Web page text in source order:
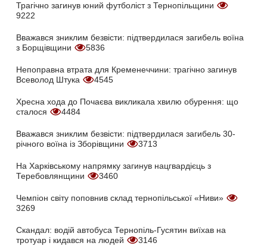
Трагічно загинув юний футболіст з Тернопільщини
9222
Вважався зниклим безвісти: підтвердилася загибель воїна
з Борщівщини
5836
Непоправна втрата для Кременеччини: трагічно загинув
Всеволод Штука
4545
Хресна хода до Почаєва викликала хвилю обурення: що
сталося
4484
Вважався зниклим безвісти: підтвердилася загибель 30-
річного воїна із Зборівщини
3713
На Харківському напрямку загинув нацгвардієць з
Теребовлянщини
3460
Чемпіон світу поповнив склад тернопільської «Ниви»
3269
Скандал: водій автобуса Тернопіль-Гусятин виїхав на
тротуар і кидався на людей
3146